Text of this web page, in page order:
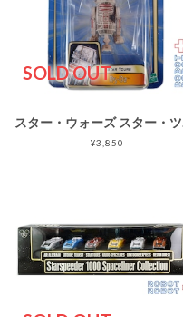
SOLD OUT
スタ
¥3,850